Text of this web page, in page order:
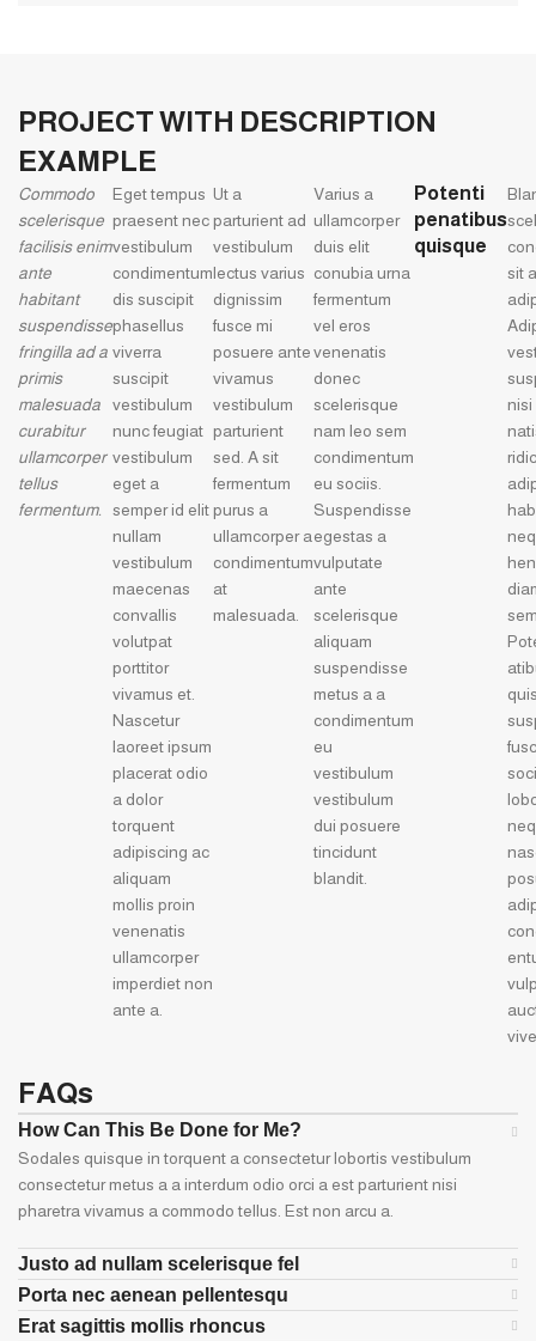
PROJECT WITH DESCRIPTION
EXAMPLE
Commodo
scelerisque
facilisis enim
ante
habitant
suspendisse
fringilla ad a
primis
malesuada
curabitur
ullamcorper
tellus
fermentum.
Eget tempus
praesent nec
vestibulum
condimentum
dis suscipit
phasellus
viverra
suscipit
vestibulum
nunc feugiat
vestibulum
eget a
semper id elit
nullam
vestibulum
maecenas
convallis
volutpat
porttitor
vivamus et.
Nascetur
laoreet ipsum
placerat odio
a dolor
torquent
adipiscing ac
aliquam
mollis proin
venenatis
ullamcorper
imperdiet non
ante a.
Ut a
parturient ad
vestibulum
lectus varius
dignissim
fusce mi
posuere ante
vivamus
vestibulum
parturient
sed. A sit
fermentum
purus a
ullamcorper a
condimentum
at
malesuada.
Varius a
ullamcorper
duis elit
conubia urna
fermentum
vel eros
venenatis
donec
scelerisque
nam leo sem
condimentum
eu sociis.
Suspendisse
egestas a
vulputate
ante
scelerisque
aliquam
suspendisse
metus a a
condimentum
eu
vestibulum
vestibulum
dui posuere
tincidunt
blandit.
Potenti
penatibus
quisque
sit
nisi
FAQs
How Can This Be Done for Me?
Sodales quisque in torquent a consectetur lobortis vestibulum
consectetur metus a a interdum odio orci a est parturient nisi
pharetra vivamus a commodo tellus. Est non arcu a.
Justo ad nullam scelerisque fel
Porta nec aenean pellentesqu
Erat sagittis mollis rhoncus